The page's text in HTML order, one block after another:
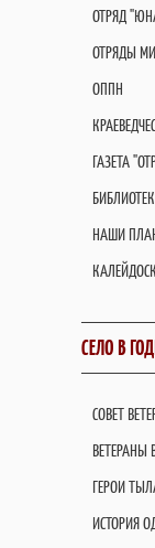
ОТРЯД
ОТРЯДЫ
ОППН
ГАЗЕТА
НАШИ
СЕЛО В
СОВЕТ
ВЕТЕРАНЫ
ГЕРОИ
ИСТОРИЯ